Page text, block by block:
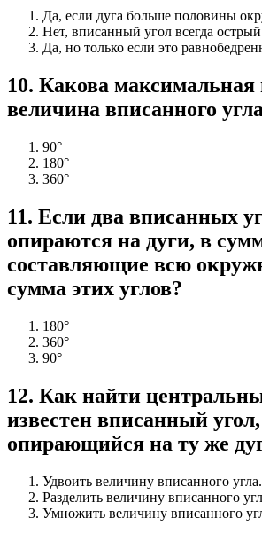
Да, если дуга больше половины
Нет, вписанный угол всегда
Да, но только если это
10. Какова максимальная
величина вписанного
90°
180°
360°
11. Если два вписанных
опираются на дуги, в
составляющие всю
сумма этих углов?
180°
360°
90°
12. Как найти
известен вписанный угол,
опирающийся на ту же
Удвоить величину вписанного угла.
Разделить величину вписанного
Умножить величину вписанного